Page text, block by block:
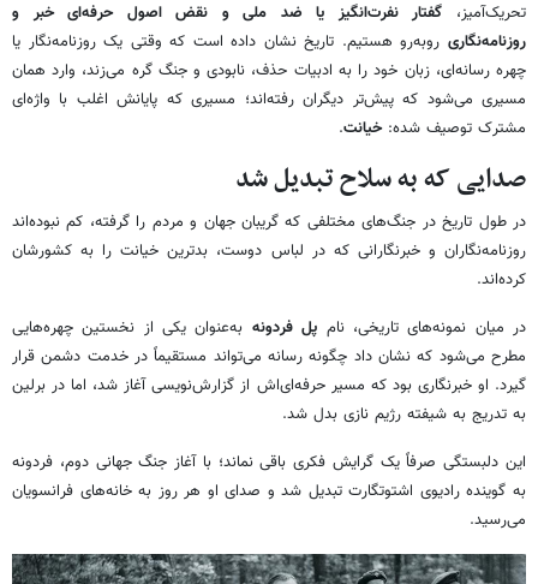
تحریک‌آمیز، گفتار نفرت‌انگیز یا ضد ملی و نقض اصول حرفه‌ای خبر و
روزنامه‌نگاری روبه‌رو هستیم. تاریخ نشان داده است که وقتی یک روزنامه‌نگار یا
چهره رسانه‌ای، زبان خود را به ادبیات حذف، نابودی و جنگ گره می‌زند، وارد همان
مسیری می‌شود که پیش‌تر دیگران رفته‌اند؛ مسیری که پایانش اغلب با واژه‌ای
مشترک توصیف شده:خیانت.
صدایی که به سلاح تبدیل شد
در طول تاریخ در جنگ‌های مختلفی که گریبان جهان و مردم را گرفته، کم نبوده‌اند
روزنامه‌نگاران و خبرنگارانی که در لباس دوست، بدترین خیانت را به کشورشان
کرده‌اند.
در میان نمونه‌های تاریخی، نام پل فردونه به‌عنوان یکی از نخستین چهره‌هایی
مطرح می‌شود که نشان داد چگونه رسانه می‌تواند مستقیماً در خدمت دشمن قرار
گیرد. او خبرنگاری بود که مسیر حرفه‌ای‌اش از گزارش‌نویسی آغاز شد، اما در برلین
به تدریج به شیفته رژیم نازی بدل شد.
این دلبستگی صرفاً یک گرایش فکری باقی نماند؛ با آغاز جنگ جهانی دوم، فردونه
به گوینده رادیوی اشتوتگارت تبدیل شد و صدای او هر روز به خانه‌های فرانسویان
می‌رسید.